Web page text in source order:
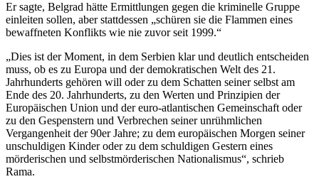
Er sagte, Belgrad hätte Ermittlungen gegen die kriminelle Gruppe
einleiten sollen, aber stattdessen „schüren sie die Flammen eines
bewaffneten Konflikts wie nie zuvor seit 1999.“
„Dies ist der Moment, in dem Serbien klar und deutlich entscheiden
muss, ob es zu Europa und der demokratischen Welt des 21.
Jahrhunderts gehören will oder zu dem Schatten seiner selbst am
Ende des 20. Jahrhunderts, zu den Werten und Prinzipien der
Europäischen Union und der euro-atlantischen Gemeinschaft oder
zu den Gespenstern und Verbrechen seiner unrühmlichen
Vergangenheit der 90er Jahre; zu dem europäischen Morgen seiner
unschuldigen Kinder oder zu dem schuldigen Gestern eines
mörderischen und selbstmörderischen Nationalismus“, schrieb
Rama.